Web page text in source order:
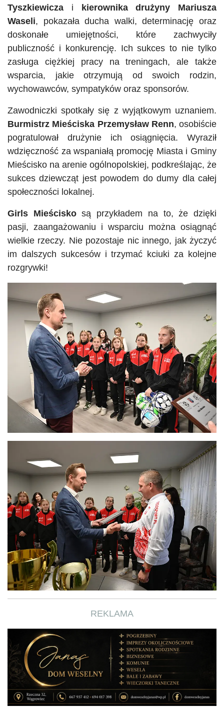
Tyszkiewicza i
kierownika drużyny Mariusza
Waseli, pokazała ducha walki, determinację oraz
doskonałe umiejętności, które zachwyciły
publiczność i konkurencję. Ich sukces to nie tylko
zasługa ciężkiej pracy na treningach, ale także
wsparcia, jakie otrzymują od swoich rodzin,
wychowawców, sympatyków oraz sponsorów.
Zawodniczki spotkały się z wyjątkowym uznaniem.
Burmistrz Mieściska Przemysław Renn, osobiście
pogratulował drużynie ich osiągnięcia. Wyraził
wdzięczność za wspaniałą promocję Miasta i Gminy
Mieścisko na arenie ogólnopolskiej, podkreślając, że
sukces dziewcząt jest powodem do dumy dla całej
społeczności lokalnej.
Girls Mieściskosą przykładem na to, że dzięki
pasji, zaangażowaniu i wsparciu można osiągnąć
wielkie rzeczy. Nie pozostaje nic innego, jak życzyć
im dalszych sukcesów i trzymać kciuki za kolejne
rozgrywki!
REKLAMA